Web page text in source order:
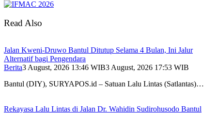
Read Also
Jalan Kweni-Druwo Bantul Ditutup Selama 4 Bulan, Ini Jalur
Alternatif bagi Pengendara
Berita3 August, 2026 13:46 WIB3 August, 2026 17:53 WIB
Bantul (DIY), SURYAPOS.id – Satuan Lalu Lintas (Satlantas)…
Rekayasa Lalu Lintas di Jalan Dr. Wahidin Sudirohusodo Bantul